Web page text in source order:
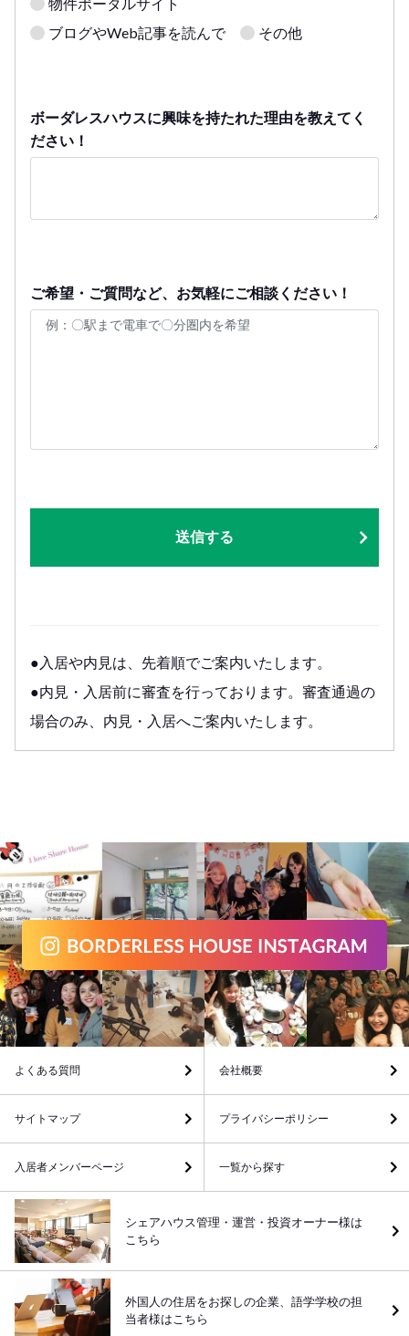
ブログやWeb記事を読んで
その他
ボーダレスハウスに興味を持たれた理由を教えてく
ださい！
ご希望・ご質問など、お気軽にご相談ください！
送信する
●入居や内見は、先着順でご案内いたします。
●内見・入居前に審査を行っております。審査通過の
場合のみ、内見・入居へご案内いたします。
よくある質問 会社概要
サイトマップ プライバシーポリシー
入居者メンバーページ 一覧から探す
シェアハウス管理・運営・投資オーナー様は
こちら
外国人の住居をお探しの企業、語学学校の担
当者様はこちら